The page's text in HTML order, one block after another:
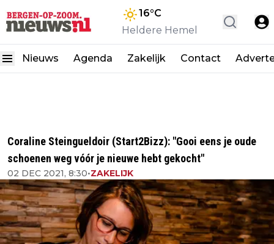
16°C
Heldere Hemel
Nieuws Agenda Zakelijk Contact
Coraline Steingueldoir (Start2Bizz): "Gooi eens je oude
schoenen weg vóór je nieuwe hebt gekocht"
02 DEC 2021, 8:30•ZAKELIJK